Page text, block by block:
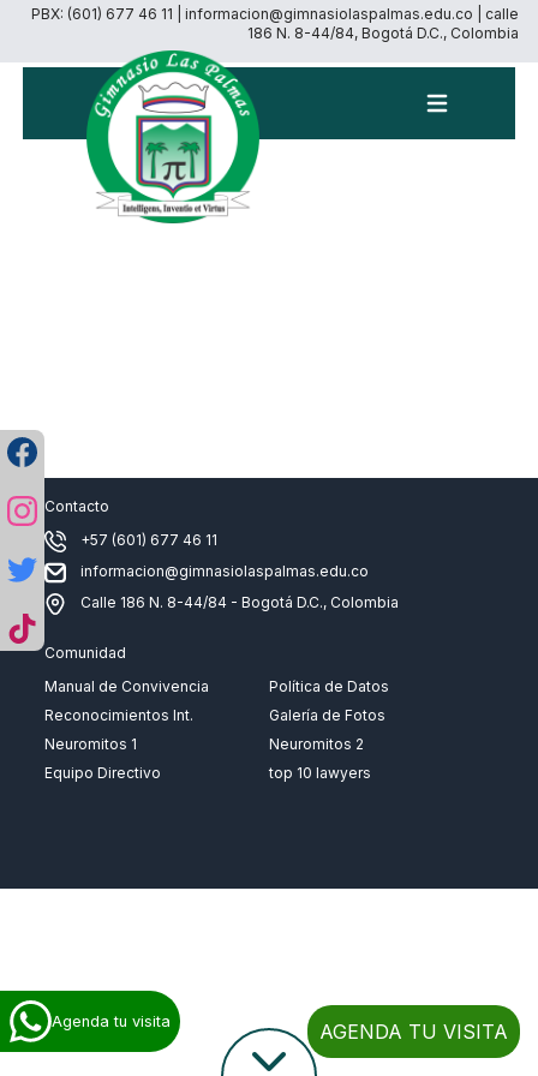
PBX: (601) 677 46 11 | informacion@gimnasiolaspalmas.edu.co | calle
186 N. 8-44/84, Bogotá D.C., Colombia
Menú
Agenda tu visita
Contacto
+57 (601) 677 46 11
informacion@gimnasiolaspalmas.edu.co
Calle 186 N. 8-44/84 - Bogotá D.C., Colombia
Comunidad
Manual de Convivencia
Política de Datos
Reconocimientos Int.
Galería de Fotos
Neuromitos 1
Neuromitos 2
Equipo Directivo
top 10 lawyers
AGENDA TU VISITA